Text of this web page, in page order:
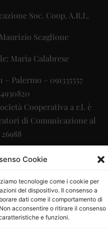
Cookie
tecnologie come i cookie per
del dispositivo. Il consenso a
dati come il comportamento di
acconsentire o ritirare il consenso
e funzioni.
Soc. Coop. A.R.L.
Scaglione
Maria Calabrese
– Palermo – 091335557
Cooperativa a r.l. è
di Comunicazione al
srl – info@ladigitale.it